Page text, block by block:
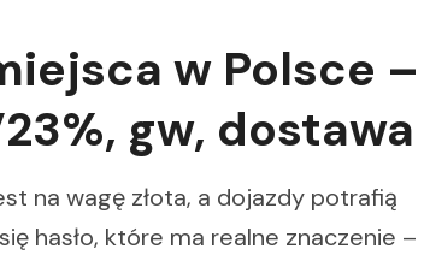
w Polsce –
gw, dostawa
na wagę złota, a dojazdy potrafią
hasło, które ma realne znaczenie –